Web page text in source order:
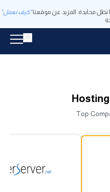
محايدة. المزيد عن موقعنا "كيف نعمل"
Top